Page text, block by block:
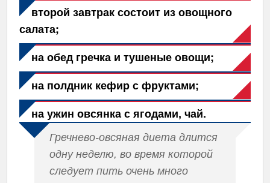
второй завтрак состоит из овощного
салата;
на обед гречка и тушеные овощи;
на полдник кефир с фруктами;
на ужин овсянка с ягодами, чай.
Гречнево-овсяная диета длится
одну неделю, во время которой
следует пить очень много